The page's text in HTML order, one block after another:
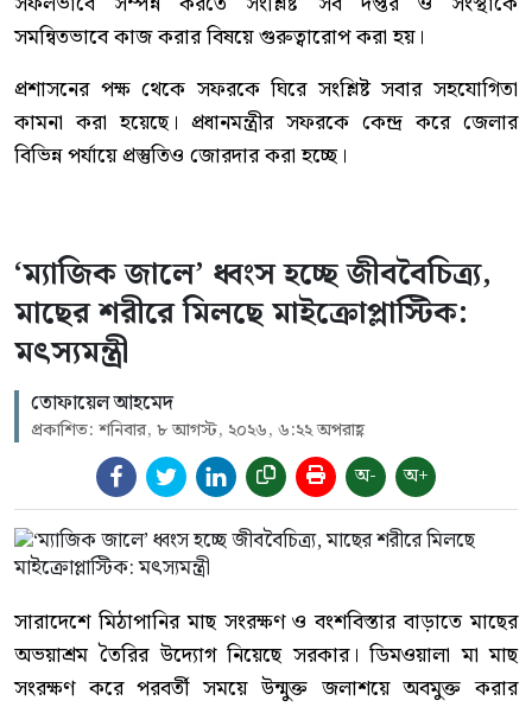
সমন্বিতভাবে কাজ করার বিষয়ে গুরুত্বারোপ করা হয়।
প্রশাসনের পক্ষ থেকে সফরকে ঘিরে সংশ্লিষ্ট সবার সহযোগিতা
কামনা করা হয়েছে। প্রধানমন্ত্রীর সফরকে কেন্দ্র করে জেলার
বিভিন্ন পর্যায়ে প্রস্তুতিও জোরদার করা হচ্ছে।
‘ম্যাজিক জালে’ ধ্বংস হচ্ছে জীববৈচিত্র্য,
মাছের শরীরে মিলছে মাইক্রোপ্লাস্টিক:
মৎস্যমন্ত্রী
তোফায়েল আহমেদ
প্রকাশিত: শনিবার, ৮ আগস্ট, ২০২৬, ৬:২২ অপরাহ্ণ
অ- অ+
সারাদেশে মিঠাপানির মাছ সংরক্ষণ ও বংশবিস্তার বাড়াতে মাছের
অভয়াশ্রম তৈরির উদ্যোগ নিয়েছে সরকার। ডিমওয়ালা মা মাছ
সংরক্ষণ করে পরবর্তী সময়ে উন্মুক্ত জলাশয়ে অবমুক্ত করার